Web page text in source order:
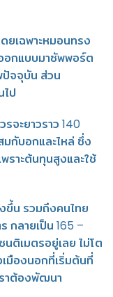
ยเฉพาะหมอนทรง
อกแบบมาซัพพอร์ต
จจุบัน ส่วน
ป
จะยาวราว 140
มกับอกและไหล่ ซึ่ง
ราะต้นทุนสูงและใช้
ขึ้น รวมถึงคนไทย
กลายเป็น 165 –
นติเมตรอยู่เลย ไม่โต
มืองนอกที่เริ่มต้นที่
ราต้องพัฒนา